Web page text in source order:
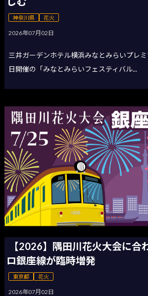
神奈川県 花火
2026年07月02日
三井ガーデンホテル横浜みなとみらいプレ
日開催の「みなとみらいフェスティバル...
【2026】隅田川花火大会に合
ロ銀座線が臨時増発
東京都 花火
2026年07月02日